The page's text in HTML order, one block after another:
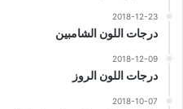
2018-12-23
درجات اللون الشامبين
2018-12-09
درجات اللون الروز
2018-10-07